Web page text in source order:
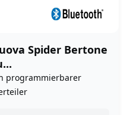
Spider Bertone
programmierbarer